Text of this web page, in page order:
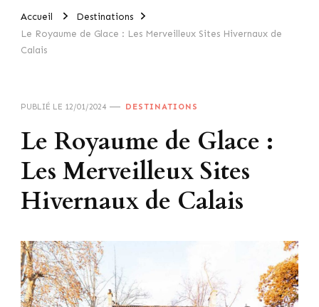
Accueil
Destinations
Le Royaume de Glace : Les Merveilleux Sites Hivernaux de
Calais
PUBLIÉ LE 12/01/2024 DESTINATIONS
Le Royaume de Glace :
Les Merveilleux Sites
Hivernaux de Calais